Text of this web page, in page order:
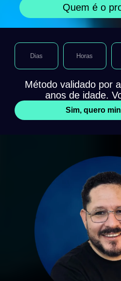
Quem é o
Método validado por
anos de idade.
Sim, quero
Dias Horas